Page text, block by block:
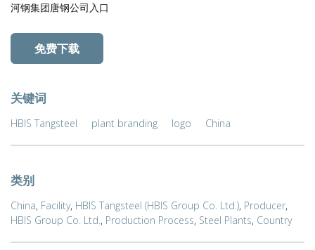
河钢集团唐钢公司入口
免费下载
关键词
HBIS Tangsteel plant branding logo China
类别
China, Facility, HBIS Tangsteel (HBIS Group Co. Ltd.), Producer,
HBIS Group Co. Ltd., Production Process, Steel Plants, Country